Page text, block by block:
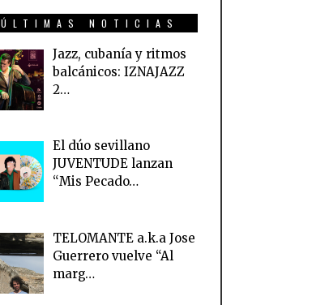
ÚLTIMAS NOTICIAS
Jazz, cubanía y ritmos
balcánicos: IZNAJAZZ
2…
El dúo sevillano
JUVENTUDE lanzan
“Mis Pecado…
TELOMANTE a.k.a Jose
Guerrero vuelve “Al
marg…